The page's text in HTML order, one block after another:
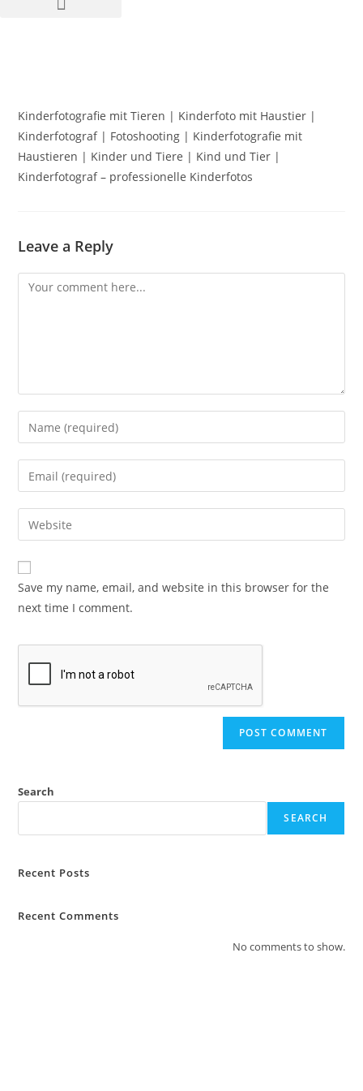
Kinderfotografie mit Tieren | Kinderfoto mit Haustier |
Kinderfotograf | Fotoshooting | Kinderfotografie mit
Haustieren | Kinder und Tiere | Kind und Tier |
Kinderfotograf – professionelle Kinderfotos
Leave a Reply
Save my name, email, and website in this browser for the
next time I comment.
Search
SEARCH
Recent Posts
Recent Comments
No comments to show.